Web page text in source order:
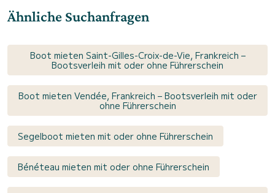
Ähnliche Suchanfragen
Boot mieten Saint-Gilles-Croix-de-Vie, Frankreich –
Bootsverleih mit oder ohne Führerschein
Boot mieten Vendée, Frankreich – Bootsverleih mit oder
ohne Führerschein
Segelboot mieten mit oder ohne Führerschein
Bénéteau mieten mit oder ohne Führerschein